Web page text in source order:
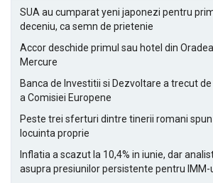
SUA au cumparat yeni japonezi pentru
deceniu, ca semn de prietenie
Accor deschide primul sau hotel din
Mercure
Banca de Investitii si Dezvoltare a trecut
a Comisiei Europene
Peste trei sferturi dintre tinerii romani
locuinta proprie
Inflatia a scazut la 10,4% in iunie, dar
asupra presiunilor persistente pentru IMM-